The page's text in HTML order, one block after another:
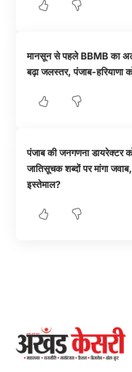
मानसून से पहले BBMB का
बढ़ा जलस्तर, पंजाब-हरियाणा
पंजाब की जनगणना डायरेक्टर
जातिसूचक शब्दों पर मांगा
इस्तेमाल?